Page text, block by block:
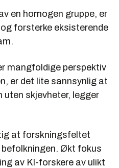
en homogen gruppe, er
forsterke eksisterende
mangfoldige perspektiv
er det lite sannsynlig at
uten skjevheter, legger
at forskningsfeltet
Økt fokus
av KI-forskere av ulikt